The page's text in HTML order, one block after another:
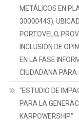
METÁLICOS EN
30000443),
PORTOVELO,
INCLUSIÓN DE
EN LA FASE
CIUDADANA PARA
“ESTUDIO DE
PARA LA
KARPOWERSHIP”